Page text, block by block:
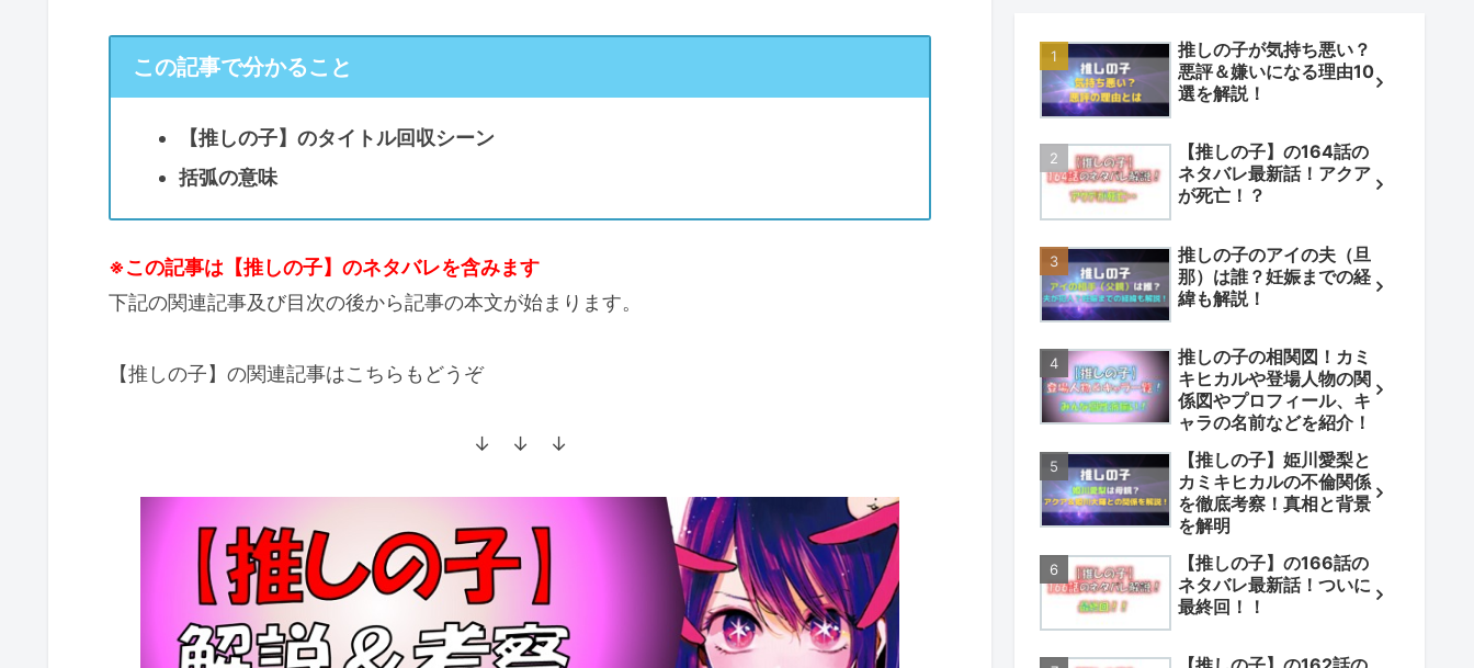
この記事で分かること
【推しの子】のタイトル回収シーン
括弧の意味
※この記事は【推しの子】のネタバレを含みます
下記の関連記事及び目次の後から記事の本文が始まります。
【推しの子】の関連記事はこちらもどうぞ
↓ ↓ ↓
推しの子が気持ち悪い？
悪評＆嫌いになる理由10
選を解説！
【推しの子】の164話の
ネタバレ最新話！アクア
が死亡！？
推しの子のアイの夫（旦
那）は誰？妊娠までの経
緯も解説！
推しの子の相関図！カミ
キヒカルや登場人物の関
係図やプロフィール、キ
ャラの名前などを紹介！
【推しの子】姫川愛梨と
カミキヒカルの不倫関係
を徹底考察！真相と背景
を解明
【推しの子】の166話の
ネタバレ最新話！ついに
最終回！！